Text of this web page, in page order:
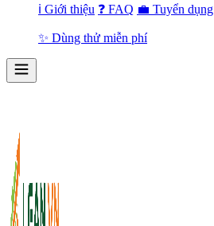
ℹ️ Giới thiệu ❓ FAQ 💼 Tuyển dụng
✨ Dùng thử miễn phí